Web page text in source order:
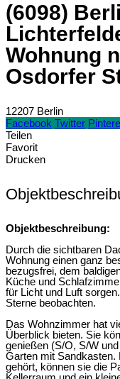
(6098)
Wohnung
Osdorfer
12207 Berlin
Facebook Twitter
Teilen
Favorit
Drucken
Objektbeschreibung:
Durch die sichtbaren
Wohnung einen ganz
bezugsfrei, dem
Küche und
für Licht und Luft
Sterne beobachten.
Das Wohnzimmer hat
Überblick bieten. Sie
genießen (S/O, S/W
Garten mit Sandkasten.
gehört, können sie die